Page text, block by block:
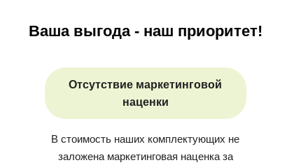
Ваша выгода - наш приоритет!
Отсутствие маркетинговой
наценки
В стоимость наших комплектующих не
заложена маркетинговая наценка за